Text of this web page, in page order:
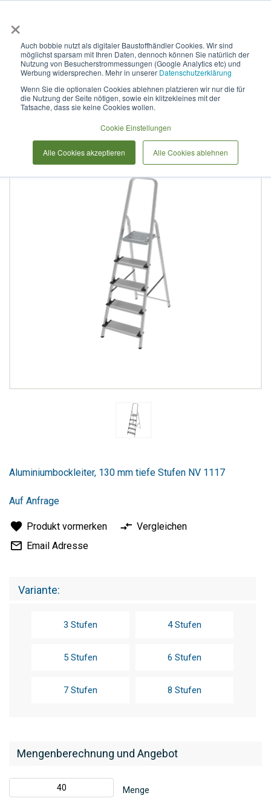
×
Auch bobbie nutzt als digitaler Baustoffhändler Cookies. Wir sind
möglichst sparsam mit Ihren Daten, dennoch können Sie natürlich der
Nutzung von Besucherstrommessungen (Google Analytics etc) und
Werbung widersprechen. Mehr in unserer Datenschutzerklärung
Wenn Sie die optionalen Cookies ablehnen platzieren wir nur die für
die Nutzung der Seite nötigen, sowie ein klitzekleines mit der
Tatsache, dass sie keine Cookies wollen.
Cookie Einstellungen
Alle Cookies akzeptieren Alle Cookies ablehnen
Stufenleiter aus Aluminium,
mit Stufen à 130 mm, NV
1117
der
springen
Mengenberechnung und Angebot
Menge
Aluminiumbockleiter, 130 mm tiefe Stufen NV 1117
Auf Anfrage
Produkt vormerken
Vergleichen
Email Adresse
Variante
3 Stufen 4 Stufen
5 Stufen 6 Stufen
7 Stufen 8 Stufen